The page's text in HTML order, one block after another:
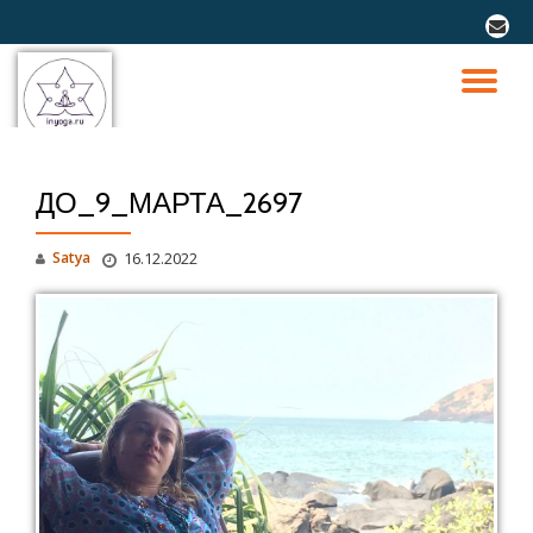
Перейти
содержимому
fa-
ДО_9_МАРТА_2697
Satya 16.12.2022